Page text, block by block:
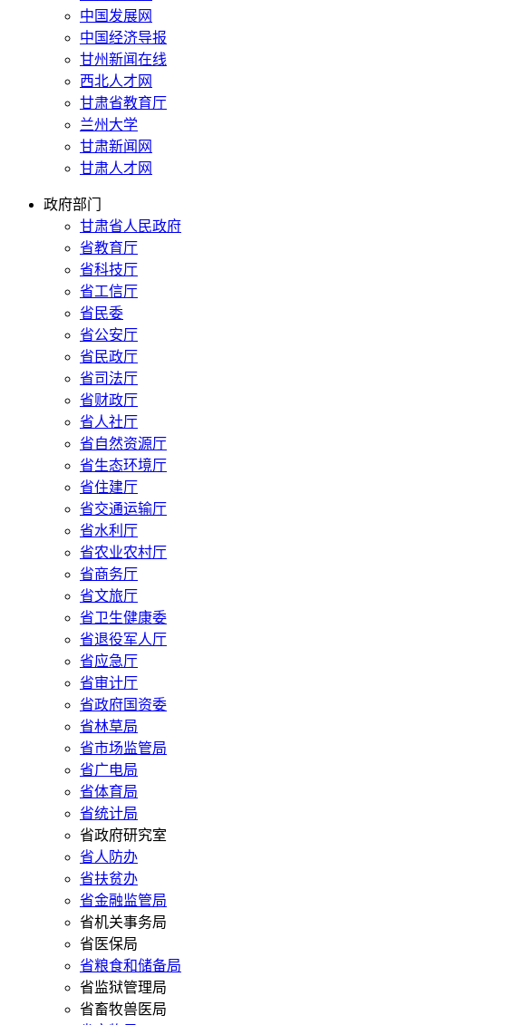
中国发展网
中国经济导报
甘州新闻在线
西北人才网
甘肃省教育厅
兰州大学
甘肃新闻网
甘肃人才网
政府部门
甘肃省人民政府
省教育厅
省科技厅
省工信厅
省民委
省公安厅
省民政厅
省司法厅
省财政厅
省人社厅
省自然资源厅
省生态环境厅
省住建厅
省交通运输厅
省水利厅
省农业农村厅
省商务厅
省文旅厅
省卫生健康委
省退役军人厅
省应急厅
省审计厅
省政府国资委
省林草局
省市场监管局
省广电局
省体育局
省统计局
省政府研究室
省人防办
省扶贫办
省金融监管局
省机关事务局
省医保局
省粮食和储备局
省监狱管理局
省畜牧兽医局